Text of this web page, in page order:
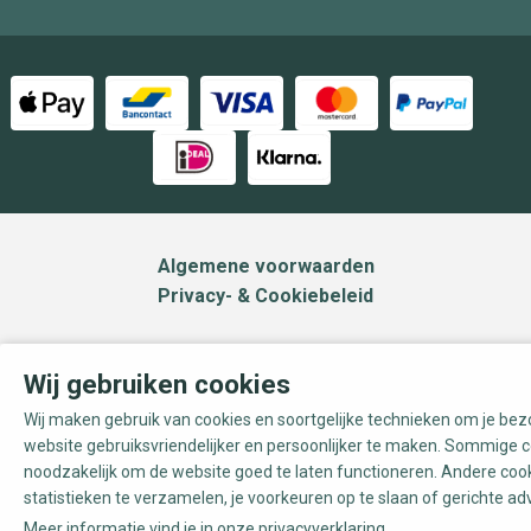
Algemene voorwaarden
Privacy- & Cookiebeleid
Wij gebruiken cookies
Wij maken gebruik van cookies en soortgelijke technieken om je
website gebruiksvriendelijker en persoonlijker te maken. Sommige
noodzakelijk om de website goed te laten functioneren. Andere
statistieken te verzamelen, je voorkeuren op te slaan of gerichte